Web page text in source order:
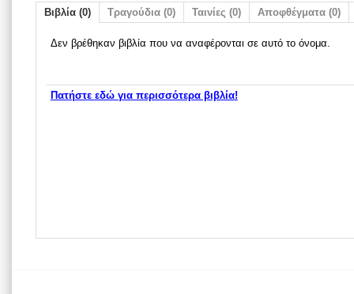
Βιβλία (0) Τραγούδια (0) Ταινίες (0) Αποφθέγματα (0)
Δεν βρέθηκαν βιβλία που να αναφέρονται σε αυτό το όνομα.
Πατήστε εδώ για περισσότερα βιβλία!